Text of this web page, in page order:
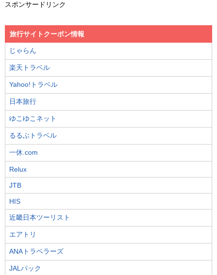
スポンサードリンク
旅行サイトクーポン情報
じゃらん
楽天トラベル
Yahoo!トラベル
日本旅行
ゆこゆこネット
るるぶトラベル
一休.com
Relux
JTB
HIS
近畿日本ツーリスト
エアトリ
ANAトラベラーズ
JALパック